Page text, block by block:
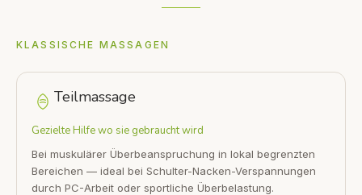
KLASSISCHE MASSAGEN
Teilmassage
Gezielte Hilfe wo sie gebraucht wird
Bei muskulärer Überbeanspruchung in lokal begrenzten
Bereichen — ideal bei Schulter-Nacken-Verspannungen
durch PC-Arbeit oder sportliche Überbelastung.